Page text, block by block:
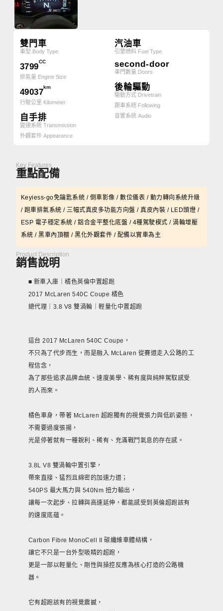
雙門車
車型 Body Type
3799
CC
排氣量 Engine Size
49037
km
行駛公里 Kilometer
自手排
變速系統 Transmission
外觀套件 Appearance
汽油車
引擎燃料 Fuel Type
second-door
車門數量 Doors
後輪驅動
驅動方式 Drivetrain
跟車系統 Following
音響系統 Audio
Key Features
重點配備
Keyiess-go免鑰匙系統 / 倒車影像 / 數位儀表 / 動力轉向系統升級
/ 跑車排氣系統 / 三幅式真皮多功能方向盤 / 真皮內裝 / LED頭燈 /
ESP 電子穩定系統 / 鋁合金平整化底盤 / 4種駕駛模式 / 渦輪增壓
系統 / 黑車內頂棚 / 黑化外觀套件 / 配備以實車為主
Product Description
銷售說明
■ 新車入庫｜橘色英倫中置超跑
2017 McLaren 540C Coupe 橘色
總代理｜3.8 V8 雙渦輪｜輕量化中置超跑
這台 2017 McLaren 540C Coupe，
不只為了代步而生，而是融入 McLaren 從賽道走入公路的工
程信念，
為了那些追求品牌血統、速度美學、稀有度與純粹駕馭感受
的人而來。
橘色車身，帶著 McLaren 超跑獨有的視覺張力與低趴姿態，
不需要過度張揚，
光是停著就有一種銳利、稀有、充滿戰鬥氣息的存在感。
3.8L V8 雙渦輪中置引擎，
帶來直接、猛烈且綿密的加速力道；
540PS 最大馬力與 540Nm 扭力輸出，
讓每一次起步、拉轉與高速延伸，都能感受到英倫超跑該有
的速度底蘊。
Carbon Fibre MonoCell II 碳纖維車體結構，
讓它不只是一台外型吸睛的超跑，
更是一部以輕量化、剛性與操控反應為核心打造的公路機
器。
它有超跑該有的視覺震撼，